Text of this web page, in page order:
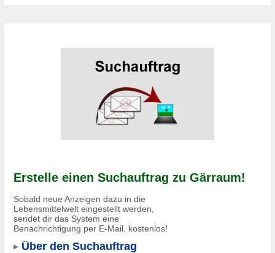
Erstelle einen Suchauftrag zu Gärraum!
Sobald neue Anzeigen dazu in die
Lebensmittelwelt eingestellt werden,
sendet dir das System eine
Benachrichtigung per E-Mail, kostenlos!
Über den Suchauftrag